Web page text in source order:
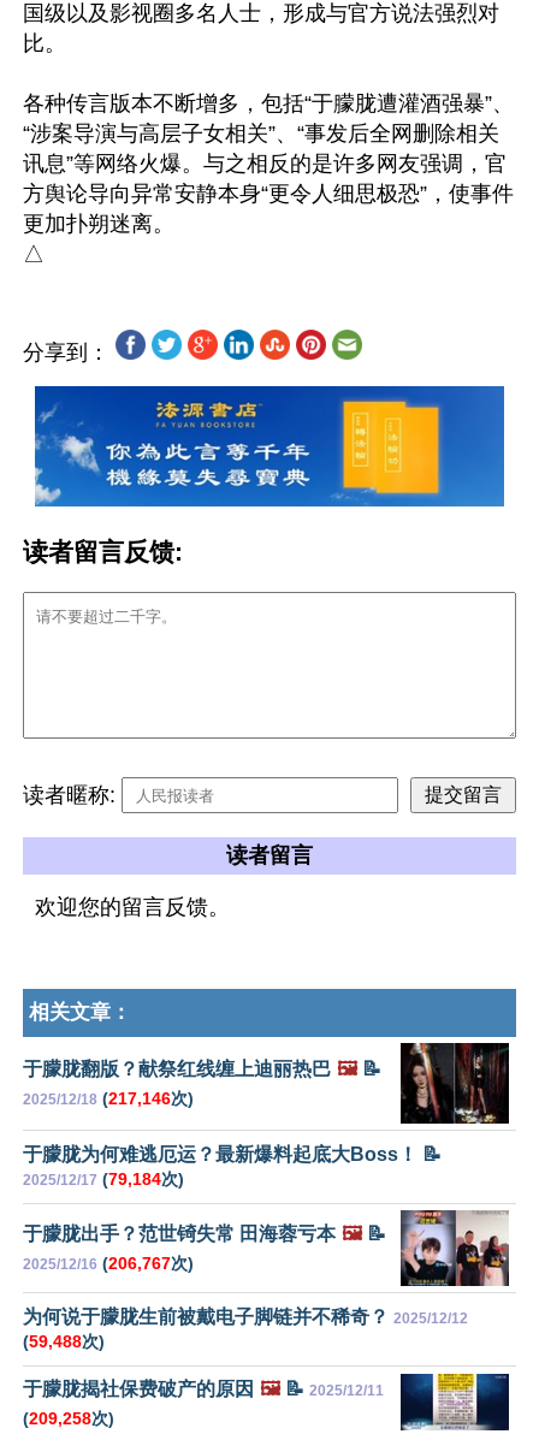
国级以及影视圈多名人士，形成与官方说法强烈对
比。
各种传言版本不断增多，包括“于朦胧遭灌酒强暴”、
“涉案导演与高层子女相关”、“事发后全网删除相关
讯息”等网络火爆。与之相反的是许多网友强调，官
方舆论导向异常安静本身“更令人细思极恐”，使事件
更加扑朔迷离。
分享到：
读者留言反馈:
读者暱称:
读者留言
欢迎您的留言反馈。
相关文章：
于朦胧翻版？献祭红线缠上迪丽热巴 🖼️📝
2025/12/18 (217,146次)
于朦胧为何难逃厄运？最新爆料起底大Boss！ 📝
2025/12/17 (79,184次)
于朦胧出手？范世锜失常 田海蓉亏本 🖼️📝
2025/12/16 (206,767次)
为何说于朦胧生前被戴电子脚链并不稀奇？ 2025/12/12
(59,488次)
于朦胧揭社保费破产的原因 🖼️📝 2025/12/11
(209,258次)